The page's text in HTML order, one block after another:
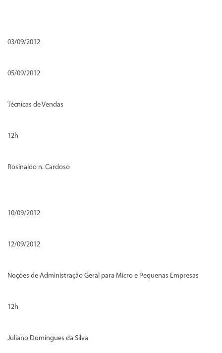
03/09/2012
05/09/2012
Técnicas de Vendas
12h
Rosinaldo n. Cardoso
10/09/2012
12/09/2012
Noções de Administração Geral para Micro e Pequenas Empresas
12h
Juliano Domingues da Silva